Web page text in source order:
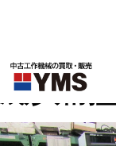
研削盤
成形研削盤